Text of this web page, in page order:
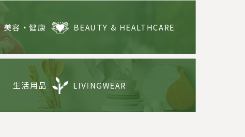
美容・健康 BEAUTY & HEALTHCARE
生活用品 LIVINGWEAR